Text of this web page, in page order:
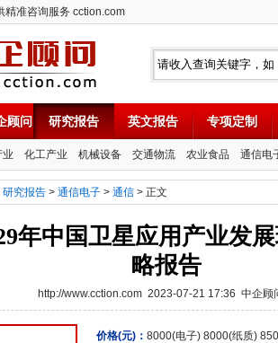
精准咨询服务 cction.com
顾问 研究报告 英文报告 专项定制
业 化工产业 机械设备 交通物流 农业食品 通信电
研究报告 > 通信电子 > 通信 > 正文
年中国卫星应用产业发
略报告
http://www.cction.com 2023-07-21 17:36 中企顾
价格(元)： 8000(电子) 8000(纸质)